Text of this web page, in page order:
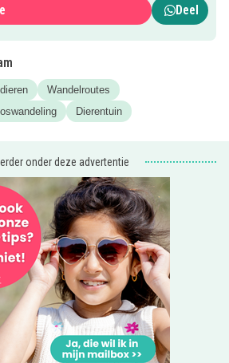
met de kids? Kijk op
overzicht van kindvriendelijke
Deel
Wandelroutes
Dierentuin
onder deze advertentie